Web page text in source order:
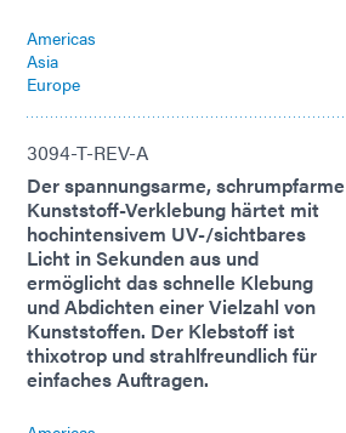
Americas
Asia
Europe
3094-T-REV-A
Der spannungsarme, schrumpfarme
Kunststoff-Verklebung härtet mit
hochintensivem UV-/sichtbares
Licht in Sekunden aus und
ermöglicht das schnelle Klebung
und Abdichten einer Vielzahl von
Kunststoffen. Der Klebstoff ist
thixotrop und strahlfreundlich für
einfaches Auftragen.